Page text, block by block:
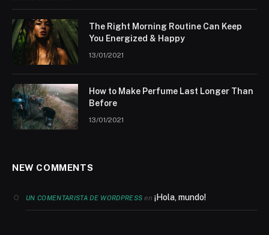
The Right Morning Routine Can Keep
You Energized & Happy
13/01/2021
How to Make Perfume Last Longer Than
Before
13/01/2021
NEW COMMENTS
UN COMENTARISTA DE WORDPRESS en¡Hola, mundo!